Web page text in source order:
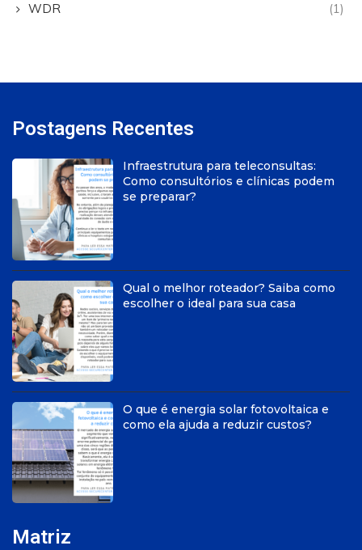
WDR (1)
Postagens Recentes
Infraestrutura para teleconsultas:
Como consultórios e clínicas podem
se preparar?
Qual o melhor roteador? Saiba como
escolher o ideal para sua casa
O que é energia solar fotovoltaica e
como ela ajuda a reduzir custos?
Matriz